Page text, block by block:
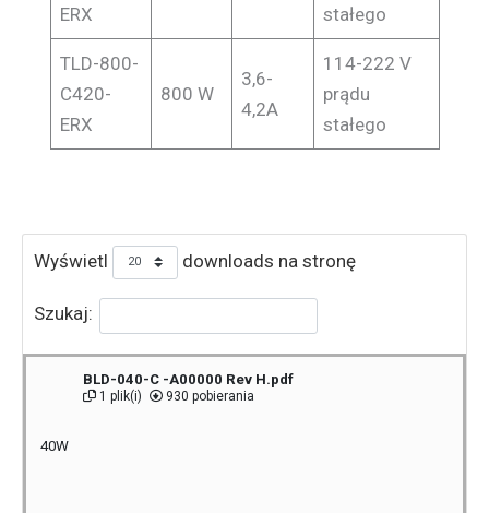
ERX stałego
TLD-800-
C420-
ERX
800 W
3,6-
4,2A
114-222 V
prądu
stałego
Wyświetl downloads na stronę
Szukaj:
BLD-040-C -A00000 Rev H.pdf
1 plik(i) 930 pobierania
40W